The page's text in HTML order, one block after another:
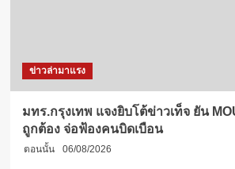
ข่าวล่ามาแรง
มทร.กรุงเทพ แจงยิบโต้ข่าวเท็จ ยัน
ถูกต้อง จ่อฟ้องคนบิดเบือน
ตอนนั้น 06/08/2026